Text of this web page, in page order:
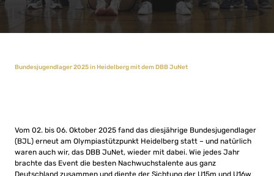
Bundesjugendlager 2025 in Heidelberg mit dem DBB JuNet
Vom 02. bis 06. Oktober 2025 fand das diesjährige Bundesjugendlager
(BJL) erneut am Olympiastützpunkt Heidelberg statt – und natürlich
waren auch wir, das DBB JuNet, wieder mit dabei. Wie jedes Jahr
brachte das Event die besten Nachwuchstalente aus ganz
Deutschland zusammen und diente der Sichtung der U15m und U16w